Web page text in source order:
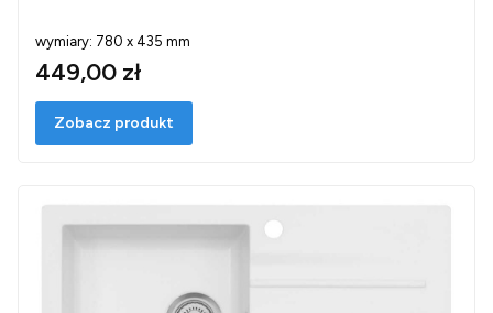
wymiary: 780 x 435 mm
449,00 zł
Zobacz produkt